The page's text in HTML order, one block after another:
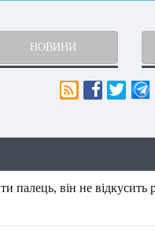
НОВИНИ
палець, він не відкусить